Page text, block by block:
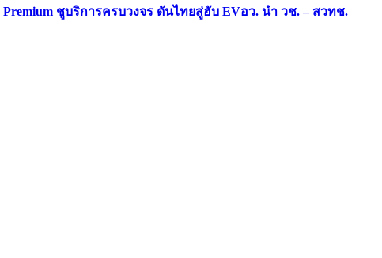
Premium ชูบริการครบวงจร ดันไทยสู่ฮับ EVอว. นำ วช. – สวทช.